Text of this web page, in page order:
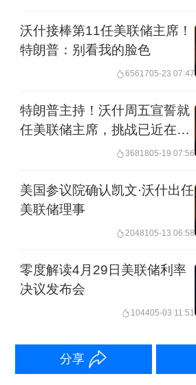
沃什接棒第11任美联储主席！
特朗普：别看我的脸色
6561705-23 07:47
特朗普主持！沃什周五宣誓就
任美联储主席，挑战已近在眼
3681805-19 07:56
美国参议院确认凯文·沃什出任
美联储理事
2048105-13 06:58
零度解读4月29日美联储利率
决议发布会
104405-03 11:51
分享